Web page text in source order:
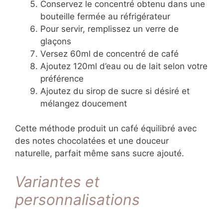
Conservez le concentré obtenu dans une
bouteille fermée au réfrigérateur
Pour servir, remplissez un verre de
glaçons
Versez 60ml de concentré de café
Ajoutez 120ml d’eau ou de lait selon votre
préférence
Ajoutez du sirop de sucre si désiré et
mélangez doucement
Cette méthode produit un café équilibré avec
des notes chocolatées et une douceur
naturelle, parfait même sans sucre ajouté.
Variantes et
personnalisations